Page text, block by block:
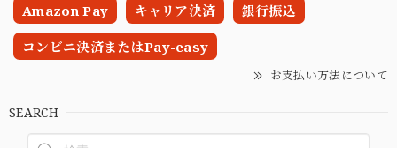
Amazon Pay キャリア決済 銀行振込
コンビニ決済またはPay-easy
お支払い方法について
SEARCH